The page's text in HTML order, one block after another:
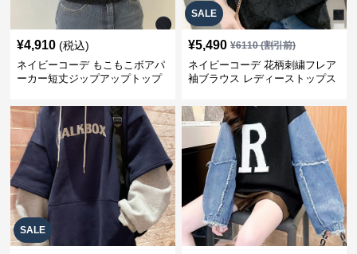
¥4,910 (税込)
ネイビーコーデ もこもこボアパ
ーカー短丈ジップアップトップ
SALE
¥5,490 ¥6110(割引前)
ネイビーコーデ 花柄刺繍フレア
袖ブラウス レディーストップス
SALE